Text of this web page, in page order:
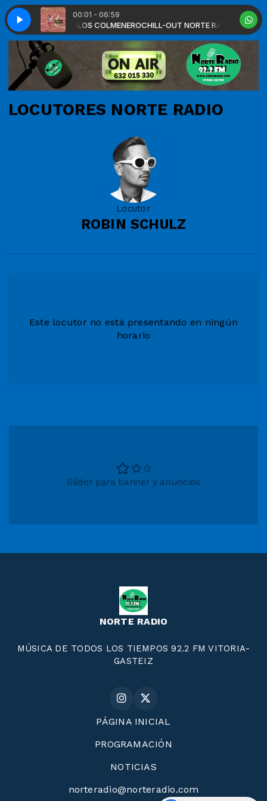
00:01 - 06:59
con JUAN CARLOS COLMENEROCHILL-OUT NORTE RADIO con
My Dream) (Vocal Radio Cut)Foggy - Come (Into My Dream) (Vocal
LOCUTORES NORTE RADIO
Locutor
ROBIN SCHULZ
Este locutor no está presentando en ningún
horario
Slider para banner y anuncios
NORTE RADIO
MÚSICA DE TODOS LOS TIEMPOS 92.2 FM VITORIA-
GASTEIZ
PÁGINA INICIAL
PROGRAMACIÓN
NOTICIAS
norteradio@norteradio.com